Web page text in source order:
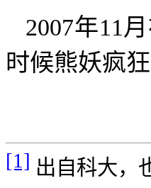
2007年11
时候熊妖疯
[1] 出自科大，